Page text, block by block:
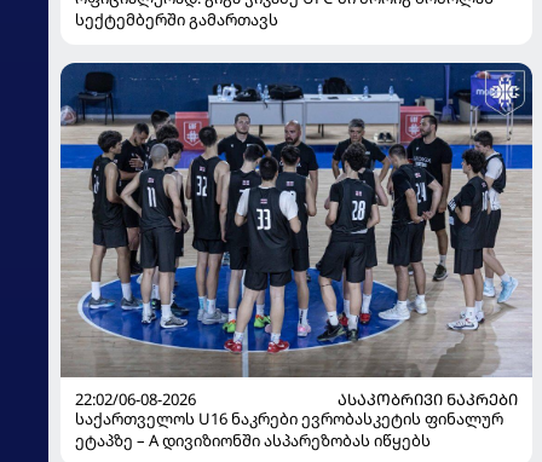
სექტემბერში გამართავს
22:02/06-08-2026
ᲐᲡᲐᲙᲝᲑᲠᲘᲕᲘ ᲜᲐᲙᲠᲔᲑᲘ
საქართველოს U16 ნაკრები ევრობასკეტის ფინალურ
ეტაპზე – A დივიზიონში ასპარეზობას იწყებს